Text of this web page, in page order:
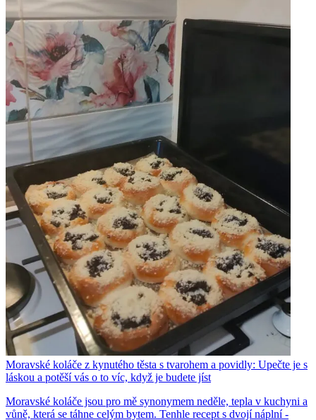
Moravské koláče z kynutého těsta s tvarohem a povidly: Upečte je s
láskou a potěší vás o to víc, když je budete jíst
Moravské koláče jsou pro mě synonymem neděle, tepla v kuchyni a
vůně, která se táhne celým bytem. Tenhle recept s dvojí náplní -